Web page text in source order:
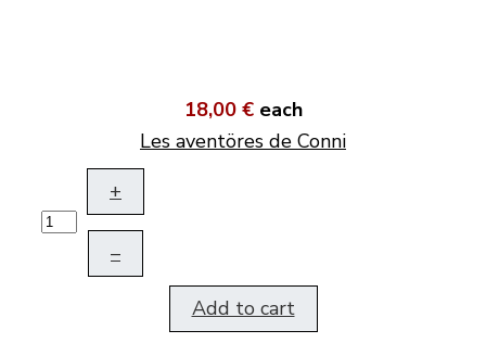
18,00 € each
Les aventöres de Conni
+
–
Add to cart